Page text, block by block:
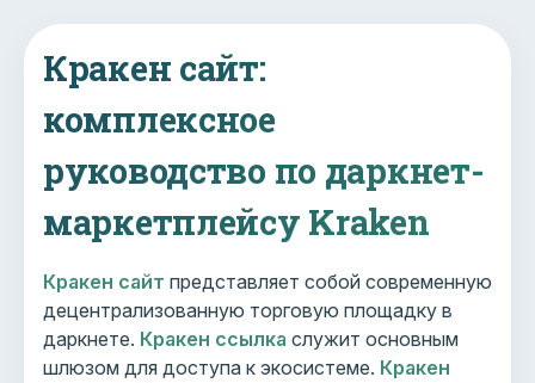
Кракен сайт:
комплексное
руководство по даркнет-
маркетплейсу Kraken
Кракен сайт представляет собой современную
децентрализованную торговую площадку в
даркнете. Кракен ссылка служит основным
шлюзом для доступа к экосистеме. Кракен